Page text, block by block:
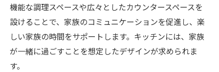
機能な調理スペースや広々としたカウンタースペースを
設けることで、家族のコミュニケーションを促進し、楽
しい家族の時間をサポートします。キッチンには、家族
が一緒に過ごすことを想定したデザインが求められま
す。